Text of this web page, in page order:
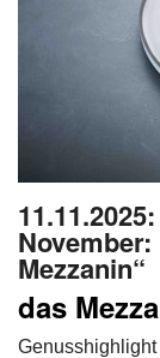
11.11.2025
Mezzanin“
das
Genusshighlight